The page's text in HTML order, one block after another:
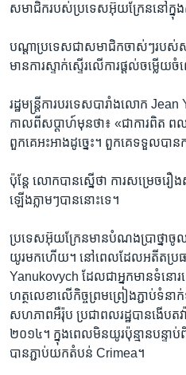
សមាជិក​របស់​ប្រទេស​អ៊ុយក្រែន​នៅក្នុ
បណ្ដា​ប្រទេស​ជា​សមាជិក​ចាស់ៗ​រប
មាន​ការ​ស្ទាក់ស្ទើរ​លើ​ការ​ផ្ដល់​ចម្លើ
រដ្ឋមន្ត្រី​ការបរទេស​បារាំង​លោក
កាលពី​សប្ដាហ៍​មុន​ថា៖ «ជា​ការពិត ពល
ពួកគេ​អះអាង​ដូច្នេះ។ ពួកគេ​ទទួល​បាន​
ប៉ុន្តែ លោក​បាន​ស្នើ​ថា ការ​សម្រេច​រ
ឡើង​ភ្លាមៗ​បាន​នោះទេ។
ប្រទេស​អ៊ុយក្រែន​មាន​បំណង​ប្រាថ្នា​
យូរ​មក​ហើយ។ នៅ​ពេល​ដែល​អតីត​ប្រ
Yanukovych ដែល​ជា​អ្នក​មាន​ទំនោ
ហត្ថលេខា​លើ​កិច្ច​ព្រមព្រៀង​ភ្ជាប់​ទំ
សហភាព​អឺរ៉ុប ប្រជាពលរដ្ឋ​បាន​ងើប​ត
២០១៤។ ក្នុង​ពេល​មិន​យូរ​ប៉ុន្មាន​បន្ទា
បាន​ភ្ជាប់​យក​តំបន់ Crimea។